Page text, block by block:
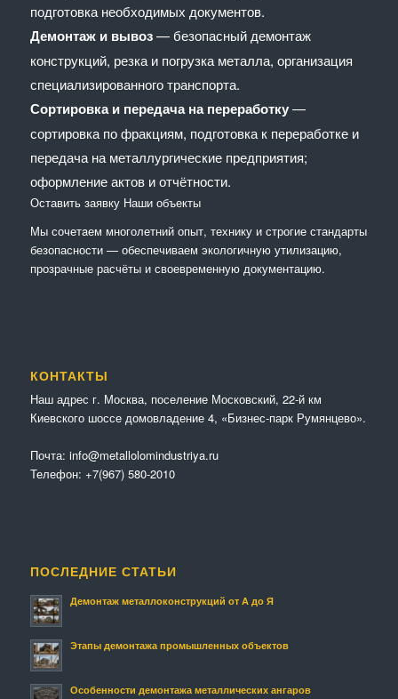
подготовка необходимых документов.
Демонтаж и вывоз— безопасный демонтаж
конструкций, резка и погрузка металла, организация
специализированного транспорта.
Сортировка и передача на переработку—
сортировка по фракциям, подготовка к переработке и
передача на металлургические предприятия;
оформление актов и отчётности.
Оставить заявку Наши объекты
Мы сочетaем многолетний опыт, технику и строгие стандарты
безопасности — обеспечиваем экологичную утилизацию,
прозрачные расчёты и своевременную документацию.
КОНТАКТЫ
Наш адрес г. Москва, поселение Московский, 22-й км
Киевского шоссе домовладение 4, «Бизнес-парк Румянцево».
Почта: info@metallolomindustriya.ru
Телефон: +7(967) 580-2010
ПОСЛЕДНИЕ СТАТЬИ
Демонтаж металлоконструкций от А до Я
Этапы демонтажа промышленных объектов
Особенности демонтажа металлических ангаров